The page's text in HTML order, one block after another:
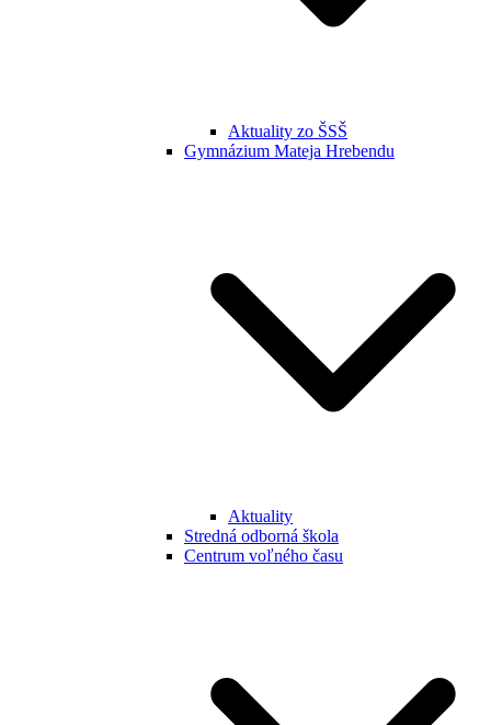
Aktuality zo ŠSŠ
Gymnázium Mateja Hrebendu
Aktuality
Stredná odborná škola
Centrum voľného času